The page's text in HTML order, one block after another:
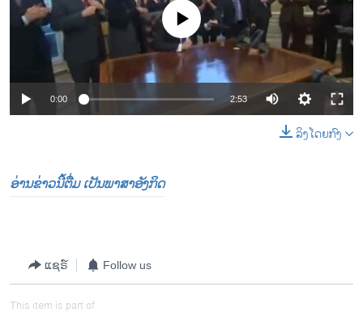
s
d
d
e
No media source currently available
0:00 2:53
ລິງໂດຍກົງ
ອ່ານຂ່າວນີ້ຕື່ມ ເປັນພາສາອັງກິດ
ແຊຣ໌ Follow us
This item is part of